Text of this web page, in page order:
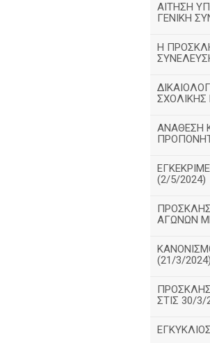
ΑΙΤΗΣΗ
ΓΕΝΙΚΗ
Η
ΣΧΟΛΙΚΗΣ
ΑΝΑΘΕΣΗ
(2/5/2024)
ΑΓΩΝΩΝ
(21/3/2024)
ΣΤΙΣ 30/3/